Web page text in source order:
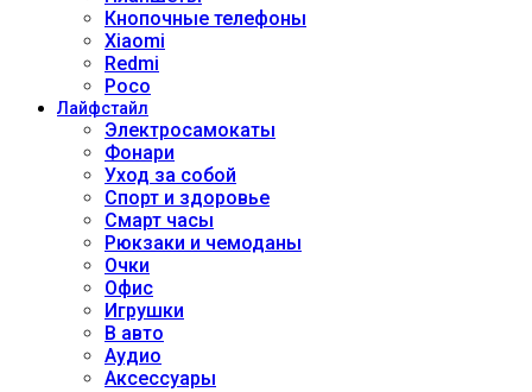
Кнопочные телефоны
Xiaomi
Redmi
Poco
Лайфстайл
Электросамокаты
Фонари
Уход за собой
Спорт и здоровье
Смарт часы
Рюкзаки и чемоданы
Очки
Офис
Игрушки
В авто
Аудио
Аксессуары